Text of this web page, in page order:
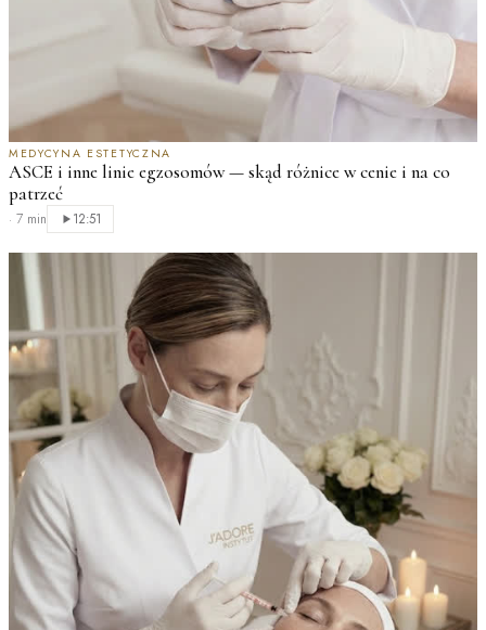
MEDYCYNA ESTETYCZNA
ASCE i inne linie egzosomów — skąd różnice w cenie i na co
patrzeć
· 7 min 12:51